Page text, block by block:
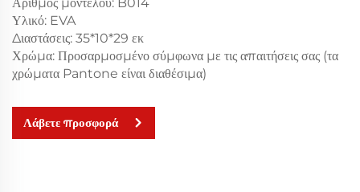
Υλικό: EVA
Διαστάσεις: 35*10*29 εκ
Χρώμα: Προσαρμοσμένο σύμφωνα με τις απαιτήσεις σας (τα
χρώματα Pantone είναι διαθέσιμα)
Λάβετε προσφορά